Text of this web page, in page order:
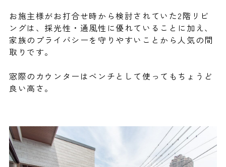
お施主様がお打合せ時から検討されていた2階リビ
ングは、採光性・通風性に優れていることに加え、
家族のプライバシーを守りやすいことから人気の間
取りです。
窓際のカウンターはベンチとして使ってもちょうど
良い高さ。